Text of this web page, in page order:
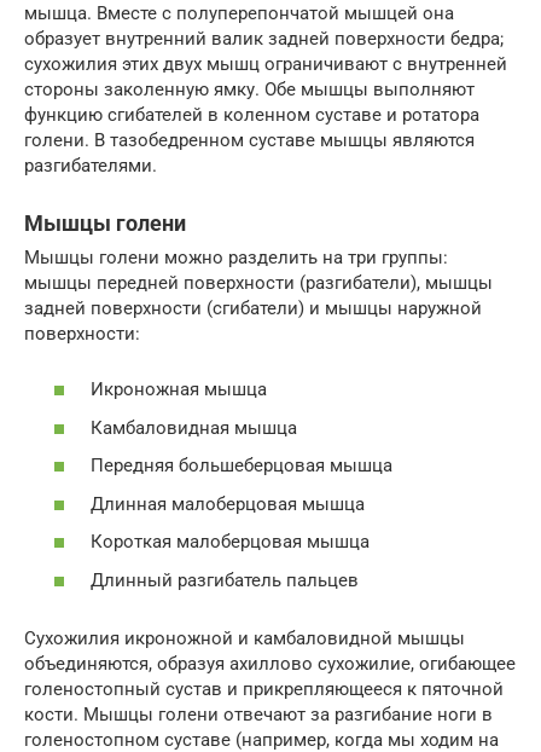
мышца. Вместе с полуперепончатой мышцей она
образует внутренний валик задней поверхности бедра;
сухожилия этих двух мышц ограничивают с внутренней
стороны заколенную ямку. Обе мышцы выполняют
функцию сгибателей в коленном суставе и ротатора
голени. В тазобедренном суставе мышцы являются
разгибателями.
Мышцы голени
Мышцы голени можно разделить на три группы:
мышцы передней поверхности (разгибатели), мышцы
задней поверхности (сгибатели) и мышцы наружной
поверхности:
Икроножная мышца
Камбаловидная мышца
Передняя большеберцовая мышца
Длинная малоберцовая мышца
Короткая малоберцовая мышца
Длинный разгибатель пальцев
Сухожилия икроножной и камбаловидной мышцы
объединяются, образуя ахиллово сухожилие, огибающее
голеностопный сустав и прикрепляющееся к пяточной
кости. Мышцы голени отвечают за разгибание ноги в
голеностопном суставе (например, когда мы ходим на